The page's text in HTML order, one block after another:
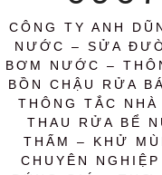
CÔNG TY ANH
NƯỚC – SỬA
BƠM NƯỚC –
BỒN CHẬU RỬA
THÔNG TẮC
THAU RỬA BỂ
THẤM – KHỬ
CHUYÊN